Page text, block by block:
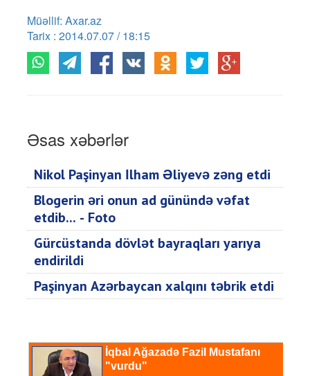
Müəllif: Axar.az
Tarix : 2014.07.07 / 18:15
Əsas xəbərlər
Nikol Paşinyan İlham Əliyevə zəng etdi
Blogerin əri onun ad günündə vəfat
etdib... - Foto
Gürcüstanda dövlət bayraqları yarıya
endirildi
Paşinyan Azərbaycan xalqını təbrik etdi